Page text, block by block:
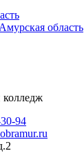
область
колледж
94